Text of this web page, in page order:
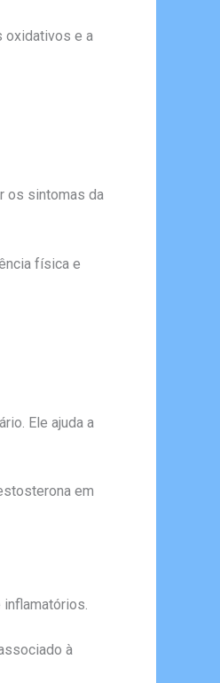
oxidativos e a
os sintomas da
física e
Ele ajuda a
em
à